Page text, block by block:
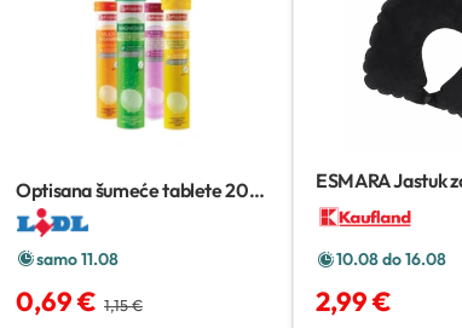
Optisana šumeće tablete20
komada
samo 11.08
0,69 € 1,15 €
ESMARA Jastuk
10.08 do 16.08
2,99 €